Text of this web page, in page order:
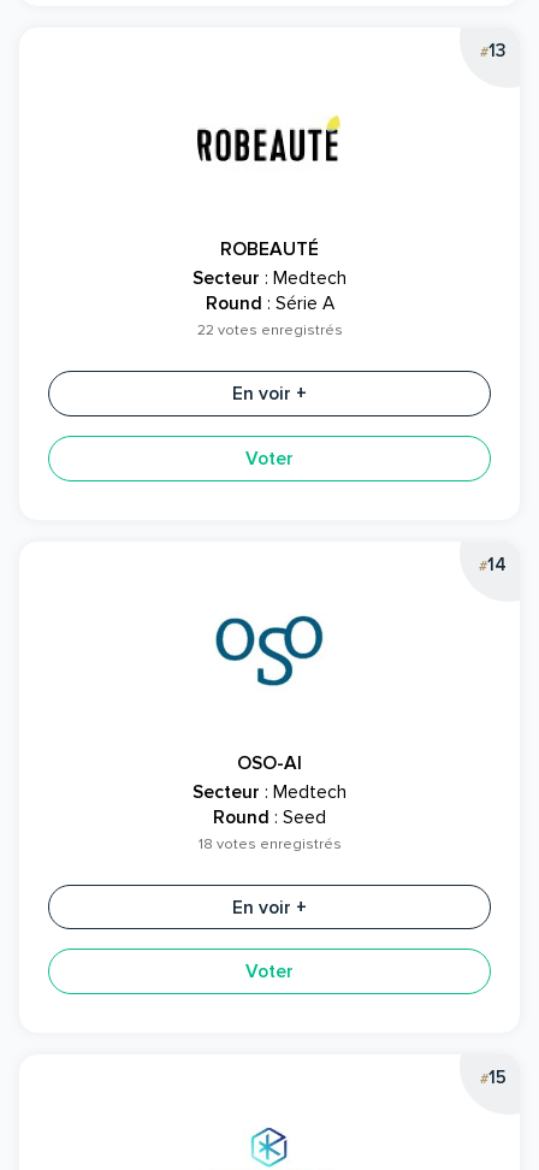
#13
ROBEAUTÉ
Secteur : Medtech
Round : Série A
22 votes enregistrés
En voir +
Voter
#14
OSO-AI
Secteur : Medtech
Round : Seed
18 votes enregistrés
En voir +
Voter
#15